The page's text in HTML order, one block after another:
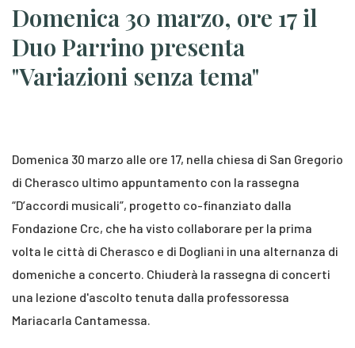
Domenica 30 marzo, ore 17 il
Duo Parrino presenta
"Variazioni senza tema"
Domenica 30 marzo alle ore 17, nella chiesa di San Gregorio
di Cherasco ultimo appuntamento con la rassegna
“D’accordi musicali”, progetto co-finanziato dalla
Fondazione Crc, che ha visto collaborare per la prima
volta le città di Cherasco e di Dogliani in una alternanza di
domeniche a concerto. Chiuderà la rassegna di concerti
una lezione d'ascolto tenuta dalla professoressa
Mariacarla Cantamessa.